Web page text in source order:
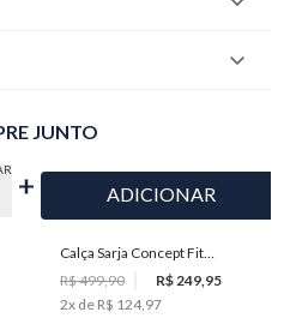
JUNTO
7 ADICIONAR
Calça Sarja Concept Fit
Masculina Individual
R$ 499,90
R$ 249,95
2x de R$ 124,97